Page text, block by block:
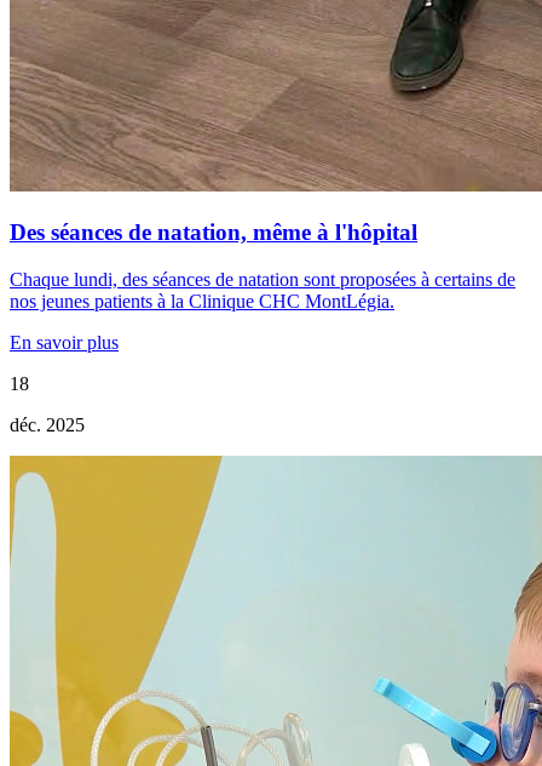
Des séances de natation, même à l'hôpital
Chaque lundi, des séances de natation sont proposées à certains de
nos jeunes patients à la Clinique CHC MontLégia.
En savoir plus
18
déc. 2025